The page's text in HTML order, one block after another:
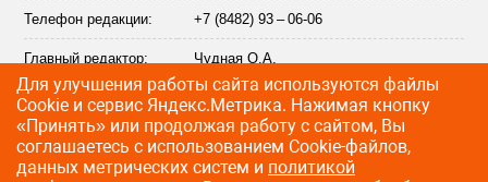
Телефон редакции: +7 (8482) 93 – 06-06
Главный редактор: Чудная О.А.
Адрес электронной
почты редакции:
info@citytraffic.ru
Для улучшения работы сайта используются файлы
Сookie и сервис Яндекс.Метрика. Нажимая кнопку
«Принять» или продолжая работу с сайтом, Вы
соглашаетесь с использованием Cookie-файлов,
данных метрических систем и политикой